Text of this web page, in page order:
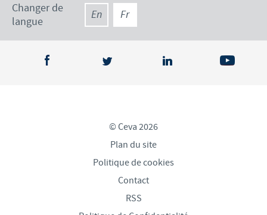
Changer de
langue
En Fr
© Ceva 2026
Plan du site
Politique de cookies
Contact
RSS